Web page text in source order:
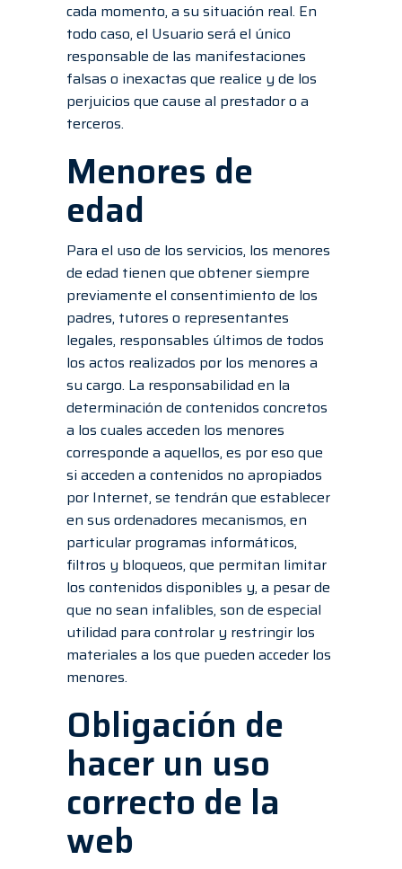
cada momento, a su situación real. En
todo caso, el Usuario será el único
responsable de las manifestaciones
falsas o inexactas que realice y de los
perjuicios que cause al prestador o a
terceros.
Menores de
edad
Para el uso de los servicios, los menores
de edad tienen que obtener siempre
previamente el consentimiento de los
padres, tutores o representantes
legales, responsables últimos de todos
los actos realizados por los menores a
su cargo. La responsabilidad en la
determinación de contenidos concretos
a los cuales acceden los menores
corresponde a aquellos, es por eso que
si acceden a contenidos no apropiados
por Internet, se tendrán que establecer
en sus ordenadores mecanismos, en
particular programas informáticos,
filtros y bloqueos, que permitan limitar
los contenidos disponibles y, a pesar de
que no sean infalibles, son de especial
utilidad para controlar y restringir los
materiales a los que pueden acceder los
menores.
Obligación de
hacer un uso
correcto de la
web